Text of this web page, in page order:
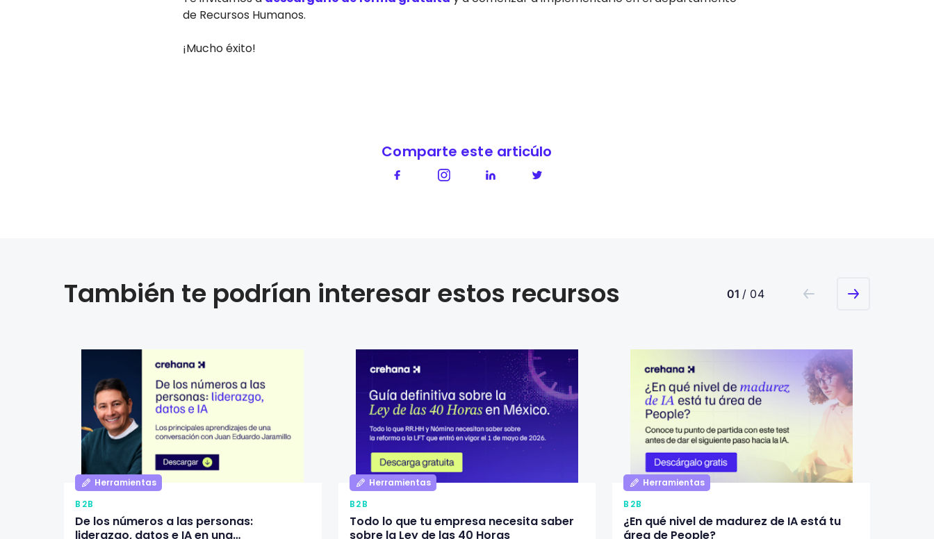
de Recursos Humanos.
¡Mucho éxito!
Comparte este articúlo
También te podrían interesar estos recursos 01 / 04
Herramientas
B2B
De los números a las personas:
liderazgo, datos e IA en una
Herramientas
B2B
Todo lo que tu empresa necesita saber
sobre la Ley de las 40 Horas
Herramientas
B2B
¿En qué nivel de madurez de IA está tu
área de People?